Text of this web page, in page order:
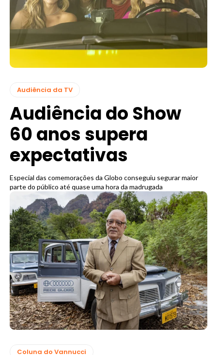
Audiência da TV
Audiência do Show
60 anos supera
expectativas
Especial das comemorações da Globo conseguiu segurar maior
parte do público até quase uma hora da madrugada
Coluna do Vannucci